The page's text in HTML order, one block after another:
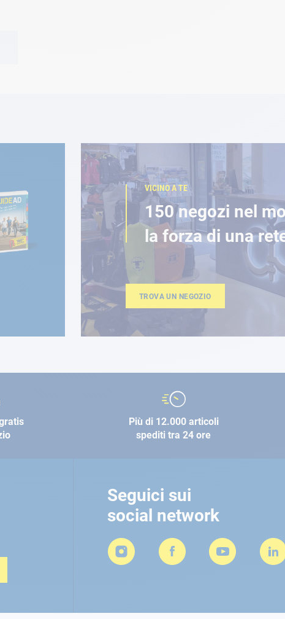
VICINO A TE
150 negozi nel
la forza di una
TROVA UN NEGOZIO
Più di 12.000 articoli
spediti tra 24 ore
Seguici sui
social network